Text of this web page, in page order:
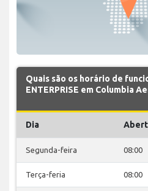
Quais são os horário de
ENTERPRISE em Columbia
Dia
Segunda-feira 08:00
Terça-feria 08:00